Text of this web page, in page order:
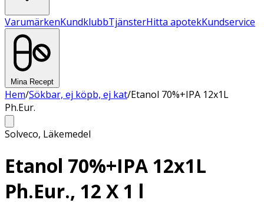
VarumärkenKundklubbTjänsterHitta apotekKundservice
Mina Recept
Hem/Sökbar, ej köpb, ej kat/Etanol 70%+IPA 12x1L
Ph.Eur.
Solveco, Läkemedel
Etanol 70%+IPA 12x1L
Ph.Eur., 12 X 1 l